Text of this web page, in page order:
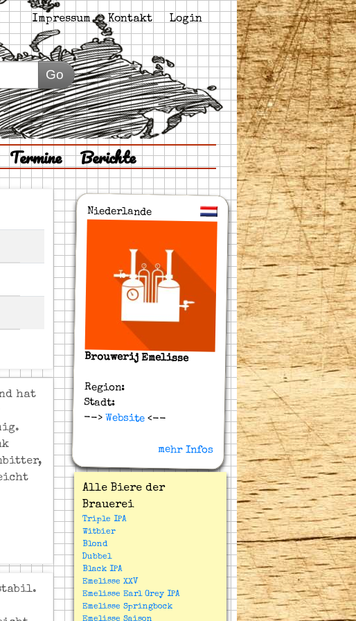
Impressum Kontakt Login
Go
Termine Berichte
hat
Niederlande
Brouwerij Emelisse
Region:
Stadt:
-->Website<--
mehr Infos
Alle Biere der
Brauerei
Triple IPA
Witbier
Blond
Dubbel
Black IPA
Emelisse XXV
Emelisse Earl Grey IPA
Emelisse Springbock